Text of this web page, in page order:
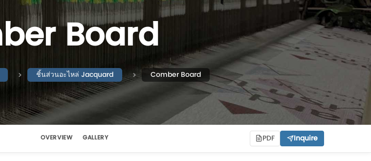
Board
ชิ้นส่วนอะไหล่ Jacquard Comber Board
OVERVIEW GALLERY PDF Inquire